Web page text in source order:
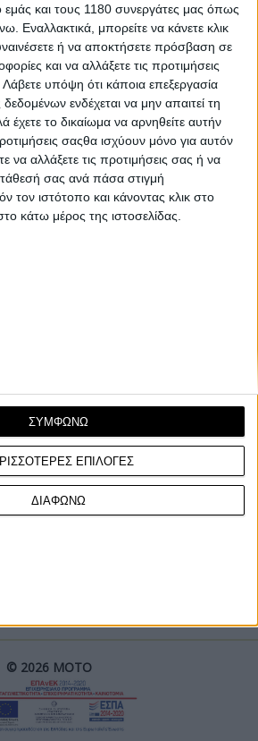
εμάς και τους 1180 συνεργάτες μας όπως
Εναλλακτικά, μπορείτε να κάνετε κλικ
ή να αποκτήσετε πρόσβαση σε
και να αλλάξετε τις προτιμήσεις
Λάβετε υπόψη ότι κάποια επεξεργασία
ενδέχεται να μην απαιτεί τη
το δικαίωμα να αρνηθείτε αυτήν
σαςθα ισχύουν μόνο για αυτόν
να αλλάξετε τις προτιμήσεις σας ή να
σας ανά πάσα στιγμή
τον ιστότοπο και κάνοντας κλικ στο
κάτω μέρος της ιστοσελίδας.
ΕΠΙΛΟΓΕΣ
ΔΙΑΦΩΝΩ
ΣΥΜΦΩΝΩ
το Trophy of Nations
S1GP 2025 πρόσφερε έντονες
θέαμα στο κοινό με την Αυστρία να
διοργάνωση καθώς ο Lukas Hollbacher
στην κορυφ...
S1 2025 - Κλασικό γυμνό
δελτίο τύπου, η Kawasaki μας
ΣΥΝΔΡΟΜΗΤΗΣ
Επικοινωνία
© 2026 ΜΟΤΟ